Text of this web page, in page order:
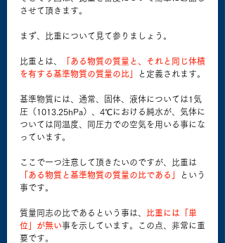
させて頂きます。
まず、比重について見て参りましょう。
比重とは、
「ある物質の質量と、それと同じ体積
を有する基準物質の質量の比」
と定義されます。
基準物質には、通常、固体、液体については1気
圧（1013.25hPa）、4℃における純水が、気体に
ついては同温度、同圧力での空気を用いる事にな
っています。
ここで一つ注意して頂きたいのですが、比重は
「ある物質と基準物質の質量の比である」
という
事です。
質量同志の比であるという事は、
比重には「単
位」が無い事を示しています。この点、非常に重
要です。